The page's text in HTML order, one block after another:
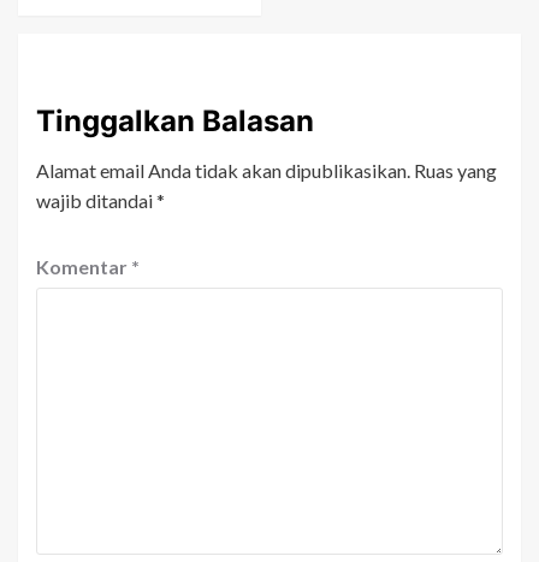
Tinggalkan Balasan
Alamat email Anda tidak akan dipublikasikan. Ruas yang
wajib ditandai*
Komentar *